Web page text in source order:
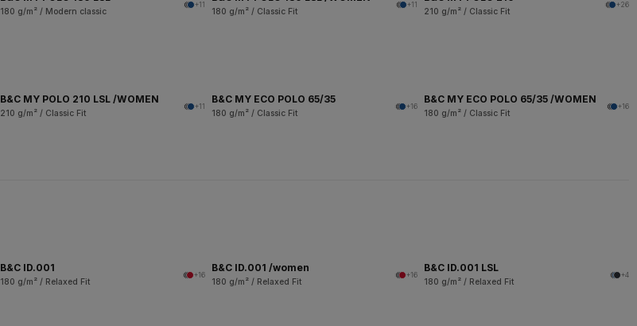
180 g/m² / Modern classic
+11
180 g/m² / Classic Fit
+11
210 g/m² / Classic Fit
+26
B&C MY POLO 210 LSL /WOMEN
210 g/m² / Classic Fit
+11
B&C MY ECO POLO 65/35
180 g/m² / Classic Fit
+16
B&C MY ECO POLO 65/35 /WOMEN
180 g/m² / Classic Fit
+16
B&C ID.001
180 g/m² / Relaxed Fit
+16
B&C ID.001 /women
180 g/m² / Relaxed Fit
+16
B&C ID.001 LSL
180 g/m² / Relaxed Fit
+4